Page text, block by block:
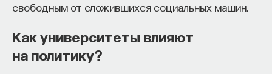
свободным от сложившихся социальных машин.
Как университеты влияют
на политику?
ПостНаука
Сения Долгачева